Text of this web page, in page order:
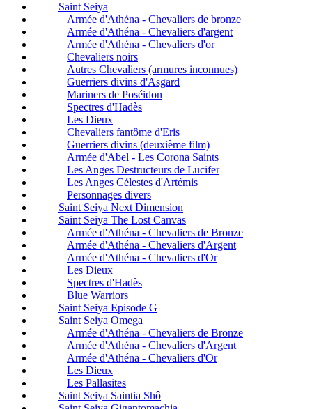
Saint Seiya
Armée d'Athéna - Chevaliers de bronze
Armée d'Athéna - Chevaliers d'argent
Armée d'Athéna - Chevaliers d'or
Chevaliers noirs
Autres Chevaliers (armures inconnues)
Guerriers divins d'Asgard
Mariners de Poséidon
Spectres d'Hadès
Les Dieux
Chevaliers fantôme d'Eris
Guerriers divins (deuxième film)
Armée d'Abel - Les Corona Saints
Les Anges Destructeurs de Lucifer
Les Anges Célestes d'Artémis
Personnages divers
Saint Seiya Next Dimension
Saint Seiya The Lost Canvas
Armée d'Athéna - Chevaliers de Bronze
Armée d'Athéna - Chevaliers d'Argent
Armée d'Athéna - Chevaliers d'Or
Les Dieux
Spectres d'Hadès
Blue Warriors
Saint Seiya Episode G
Saint Seiya Omega
Armée d'Athéna - Chevaliers de Bronze
Armée d'Athéna - Chevaliers d'Argent
Armée d'Athéna - Chevaliers d'Or
Les Dieux
Les Pallasites
Saint Seiya Saintia Shô